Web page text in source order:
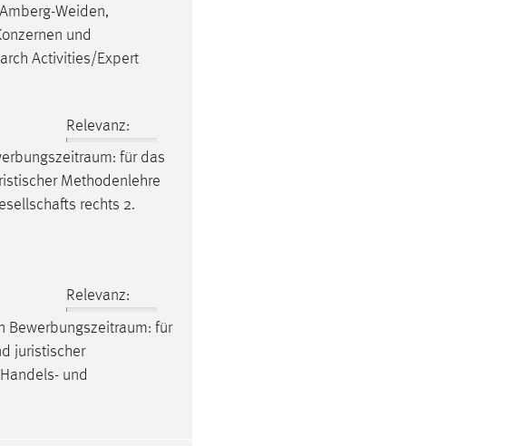
Weiden,
und
Activities/Expert
Relevanz:
: für das
Methodenlehre
rechts 2.
Relevanz:
Bewerbungszeitraum: für
juristischer
und